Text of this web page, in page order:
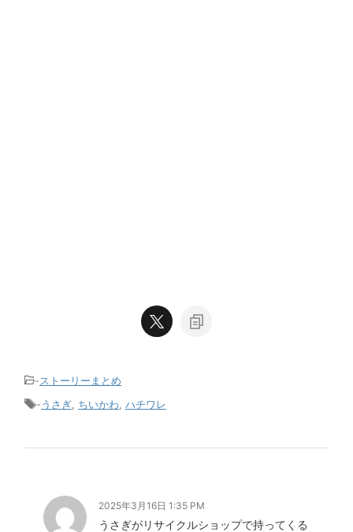
-ストーリーまとめ
-うさぎ ちいかわ ハチワレ
2025年3月16日 1:35 PM
うさぎがリサイクルショップで持ってくる